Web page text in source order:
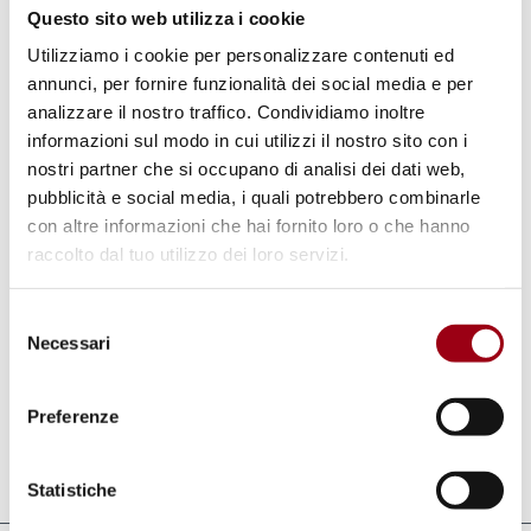
Questo sito web utilizza i cookie
Utilizziamo i cookie per personalizzare contenuti ed
annunci, per fornire funzionalità dei social media e per
analizzare il nostro traffico. Condividiamo inoltre
informazioni sul modo in cui utilizzi il nostro sito con i
nostri partner che si occupano di analisi dei dati web,
pubblicità e social media, i quali potrebbero combinarle
con altre informazioni che hai fornito loro o che hanno
raccolto dal tuo utilizzo dei loro servizi.
delNecessari
Preferenze
Statistiche
Peace Foundation
1-4-5 Hirakawacho, Chiyoda-ku, Tokyo 102-
0093 Japan
I vincitori saranno annunciati a novembre
2012sul sito della Fondazione Goi e sulla
sezione giovani del sito dell'UNESCO. Il
(circa 1000 euro)
sarà invitato in Giappone per la cerimonia di
Aggiornato il: